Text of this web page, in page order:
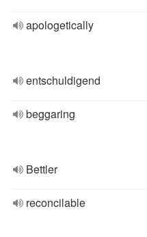
apologetically
entschuldigend
beggaring
Bettler
reconcilable